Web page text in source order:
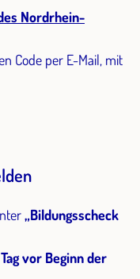
Nordrhein-
Code per E-Mail, mit
„Bildungsscheck
vor Beginn der